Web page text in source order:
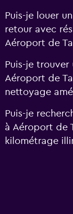
Puis-je louer
retour avec
Aéroport de
Puis-je
Aéroport de
nettoyage
Puis-je
à Aéroport de
kilométrage